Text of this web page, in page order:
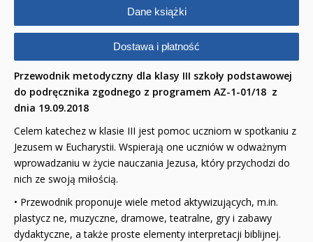
PORADNIKI
DLA DZIECI
Dane książki
Dostawa i płatność
Przewodnik metodyczny dla klasy III szkoły podstawowej
do podręcznika zgodnego z programem AZ-1-01/18 z
dnia 19.09.2018
Celem katechez w klasie III jest pomoc uczniom w spotkaniu z
Jezusem w Eucharystii. Wspierają one uczniów w odważnym
wprowadzaniu w życie nauczania Jezusa, który przychodzi do
nich ze swoją miłością.
• Przewodnik proponuje wiele metod aktywizujących, m.in.
plastycz­ ne, muzyczne, dramowe, teatralne, gry i zabawy
dydaktyczne, a także proste elementy interpretacji biblijnej.